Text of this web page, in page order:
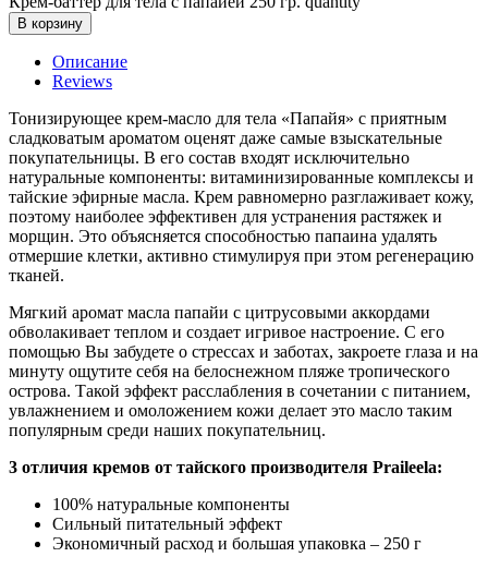
В корзину
Описание
Reviews
Тонизирующее крем-масло для тела «Папайя» с приятным
сладковатым ароматом оценят даже самые взыскательные
покупательницы. В его состав входят исключительно
натуральные компоненты: витаминизированные комплексы и
тайские эфирные масла. Крем равномерно разглаживает кожу,
поэтому наиболее эффективен для устранения растяжек и
морщин. Это объясняется способностью папаина удалять
отмершие клетки, активно стимулируя при этом регенерацию
тканей.
Мягкий аромат масла папайи с цитрусовыми аккордами
обволакивает теплом и создает игривое настроение. С его
помощью Вы забудете о стрессах и заботах, закроете глаза и на
минуту ощутите себя на белоснежном пляже тропического
острова. Такой эффект расслабления в сочетании с питанием,
увлажнением и омоложением кожи делает это масло таким
популярным среди наших покупательниц.
3 отличия кремов от тайского производителя Praileela:
100% натуральные компоненты
Сильный питательный эффект
Экономичный расход и большая упаковка – 250 г